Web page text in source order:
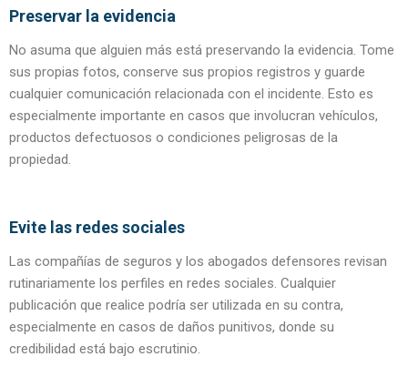
Preservar la evidencia
No asuma que alguien más está preservando la evidencia. Tome
sus propias fotos, conserve sus propios registros y guarde
cualquier comunicación relacionada con el incidente. Esto es
especialmente importante en casos que involucran vehículos,
productos defectuosos o condiciones peligrosas de la
propiedad.
Evite las redes sociales
Las compañías de seguros y los abogados defensores revisan
rutinariamente los perfiles en redes sociales. Cualquier
publicación que realice podría ser utilizada en su contra,
especialmente en casos de daños punitivos, donde su
credibilidad está bajo escrutinio.